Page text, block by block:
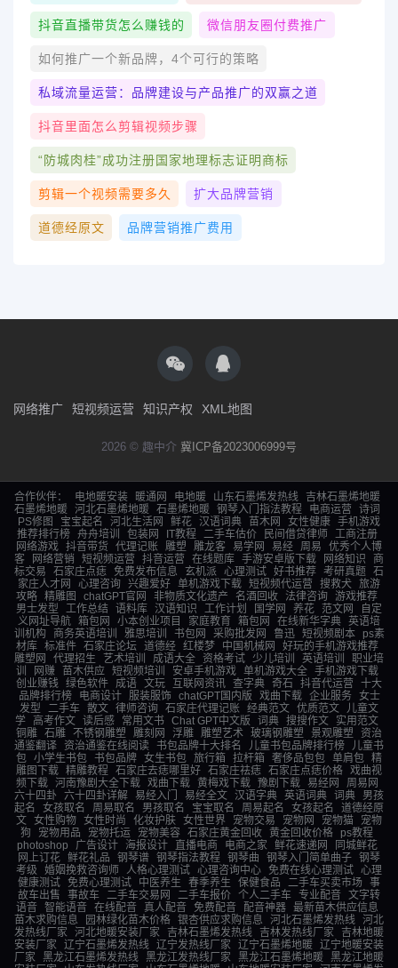
抖音直播带货怎么赚钱的 微信朋友圈付费推广
如何推广一个新品牌，4个可行的策略
私域流量运营：品牌建设与产品推广的双赢之道
抖音里面怎么剪辑视频步骤
“防城肉桂”成功注册国家地理标志证明商标
剪辑一个视频需要多久 扩大品牌营销
道德经原文 品牌营销推广费用
网络推广 短视频运营 知识产权 XML地图
2026 © 趣中介 冀ICP备2023006999号
合作伙伴： 电地暖安装 暖通网 电地暖 山东石墨烯发热线
吉林石墨烯地暖
石墨烯地暖
河北石墨烯地暖 石墨烯地暖 钢琴入门指法教程 电商运营
诗词
PS修图
宝宝起名 河北生活网 鲜花 汉语词典 苗木网 女性健康 手机游戏
推荐排行榜
舟舟培训 包装网 IT教程 二手车估价 民间借贷律师
工商注册
网络游戏 抖音带货 代理记账 雕塑 雕龙客 易学网 易经 周易
优秀个人博
客
网络营销 短视频运营 抖音运营 在线题库 手游安卓版下载 网络知识
商
标交易
石家庄点痣 免费发布信息 玄机派 心理测试 好书推荐 考研真题 石
家庄人才网
心理咨询 兴趣爱好 单机游戏下载 短视频代运营 搜救犬 旅游
攻略 精雕图 chatGPT官网 非物质文化遗产 名酒回收 法律咨询 游戏推荐
男士发型
工作总结 语料库 汉语知识 工作计划 国学网 养花 范文网
自定
义网址导航 箱包网 小本创业项目 家庭教育 箱包网 在线新华字典 英语培
训机构
商务英语培训 雅思培训 书包网 采购批发网 鲁迅 短视频剧本
ps素
材库
标准件 石家庄论坛 道德经 红楼梦 中国机械网
好玩的手机游戏推荐
雕塑网
代理招生 艺术培训 成语大全 资格考试 少儿培训 英语培训
职业培
训
网赚 苗木供应 短视频培训 安卓手机游戏 单机游戏大全
手机游戏下载
创业赚钱
绿色软件 成语 文玩 互联网资讯 查字典 奇石 抖音代运营 十大
品牌排行榜
电商设计 服装服饰 chatGPT国内版 戏曲下载 企业服务
女士
发型
二手车 散文 律师咨询 石家庄代理记账 经典范文 优质范文
儿童文
学 高考作文 读后感 常用文书 Chat GPT中文版 词典 搜搜作文
实用范文
铜雕 石雕 不锈钢雕塑 雕刻网 浮雕 雕塑艺术 玻璃钢雕塑 景观雕塑
资治
通鉴翻译
资治通鉴在线阅读 书包品牌十大排名 儿童书包品牌排行榜
儿童书
包 小学生书包 书包品牌 女生书包 旅行箱 拉杆箱 奢侈品包包 单肩包 精
雕图下载 精雕教程 石家庄去痣哪里好 石家庄祛痣 石家庄点痣价格 戏曲视
频下载
河南豫剧大全下载 戏曲下载 黄梅戏下载 豫剧下载 易经网
周易网
六十四卦
六十四卦详解 易经入门 易经全文 汉语字典 英语词典 词典
男孩
起名
女孩取名 周易取名 男孩取名 宝宝取名 周易起名 女孩起名
道德经原
文 女性购物 女性时尚 化妆护肤 女性世界 宠物交易 宠物网 宠物猫
宠物
狗
宠物用品 宠物托运 宠物美容 石家庄黄金回收 黄金回收价格
ps教程
photoshop
广告设计 海报设计 直播电商 电商之家 鲜花速递网
同城鲜花
网上订花 鲜花礼品 钢琴谱 钢琴指法教程 钢琴曲 钢琴入门简单曲子 钢琴
考级
婚姻挽救咨询师 人格心理测试 心理咨询中心 免费在线心理测试 心理
健康测试
免费心理测试 中医养生 春季养生 保健食品 二手车买卖市场
事
故车出售
事故车 二手车交易网 二手车报价 个人二手车 专业配音 文字转
语音
智能语音 在线配音 真人配音 免费配音 配音神器
最新苗木供应信息
苗木求购信息
园林绿化苗木价格 银杏供应求购信息 河北石墨烯发热线
河北
发热线厂家
河北地暖安装厂家 吉林石墨烯发热线 吉林发热线厂家
吉林地暖
安装厂家
辽宁石墨烯发热线 辽宁发热线厂家 辽宁石墨烯地暖 辽宁地暖安装
厂家
黑龙江石墨烯发热线 黑龙江发热线厂家 黑龙江石墨烯地暖 黑龙江地暖